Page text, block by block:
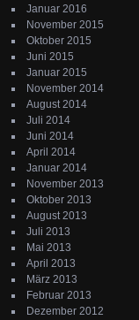
Januar 2016
November 2015
Oktober 2015
Juni 2015
Januar 2015
November 2014
August 2014
Juli 2014
Juni 2014
April 2014
Januar 2014
November 2013
Oktober 2013
August 2013
Juli 2013
Mai 2013
April 2013
März 2013
Februar 2013
Dezember 2012